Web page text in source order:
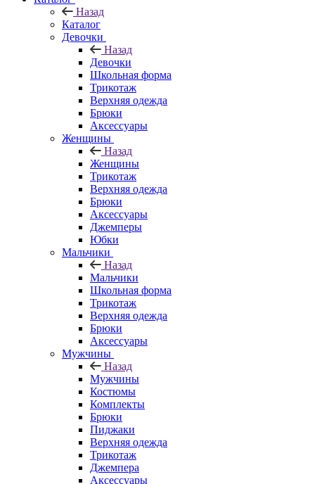
Назад
Каталог
Девочки
Назад
Девочки
Школьная форма
Трикотаж
Верхняя одежда
Брюки
Аксессуары
Женщины
Назад
Женщины
Трикотаж
Верхняя одежда
Брюки
Аксессуары
Джемперы
Юбки
Мальчики
Назад
Мальчики
Школьная форма
Трикотаж
Верхняя одежда
Брюки
Аксессуары
Мужчины
Назад
Мужчины
Костюмы
Комплекты
Брюки
Пиджаки
Верхняя одежда
Трикотаж
Джемпера
Аксессуары